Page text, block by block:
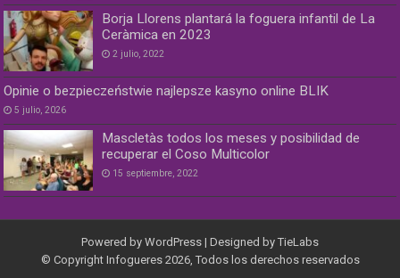
Borja Llorens plantará la foguera infantil de La
Ceràmica en 2023
2 julio, 2022
Opinie o bezpieczeństwie najlepsze kasyno online BLIK
5 julio, 2026
Mascletàs todos los meses y posibilidad de
recuperar el Coso Multicolor
15 septiembre, 2022
Powered by WordPress | Designed by TieLabs
© Copyright Infogueres 2026, Todos los derechos reservados